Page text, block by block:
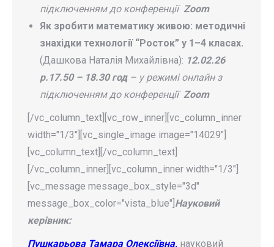
підключенням до конференції Zoom
Як зробити математику живою: методичні
знахідки технології “Росток” у 1–4 класах.
(Дашкова Наталія Михайлівна): 12.02.26
р.17.50 – 18.30 год – у режимі онлайн з
підключенням до конференції Zoom
[/vc_column_text][vc_row_inner][vc_column_inner
width="1/3"][vc_single_image image="14029"]
[vc_column_text][/vc_column_text]
[/vc_column_inner][vc_column_inner width="1/3"]
[vc_message message_box_style="3d"
message_box_color="vista_blue"] Науковий
керівник:
Пушкарьова Тамара Олексіївна, науковий